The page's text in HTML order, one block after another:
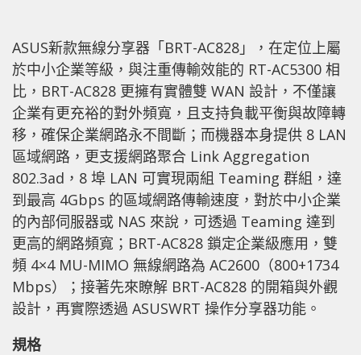
ASUS新款無線分享器「BRT-AC828」，在定位上屬
於中小企業等級，與注重傳輸效能的 RT-AC5300 相
比，BRT-AC828 更擁有實體雙 WAN 設計，不僅讓
企業有更充裕的對外頻寬，且支持負載平衡與故障轉
移，確保企業網路永不間斷；而機器本身提供 8 LAN
區域網路，更支援網路聚合 Link Aggregation
802.3ad，8 埠 LAN 可實現兩組 Teaming 群組，達
到最高 4Gbps 的區域網路傳輸速度，對於中小企業
的內部伺服器或 NAS 來說，可透過 Teaming 達到
更高的網路頻寬；BRT-AC828 鎖定企業級應用，雙
頻 4×4 MU-MIMO 無線網路為 AC2600（800+1734
Mbps）；接著先來瞭解 BRT-AC828 的開箱與外觀
設計，再實際透過 ASUSWRT 操作分享器功能。
規格